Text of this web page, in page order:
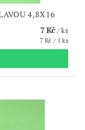
4,8X16
7 Kč/ ks
7 Kč / 1 ks